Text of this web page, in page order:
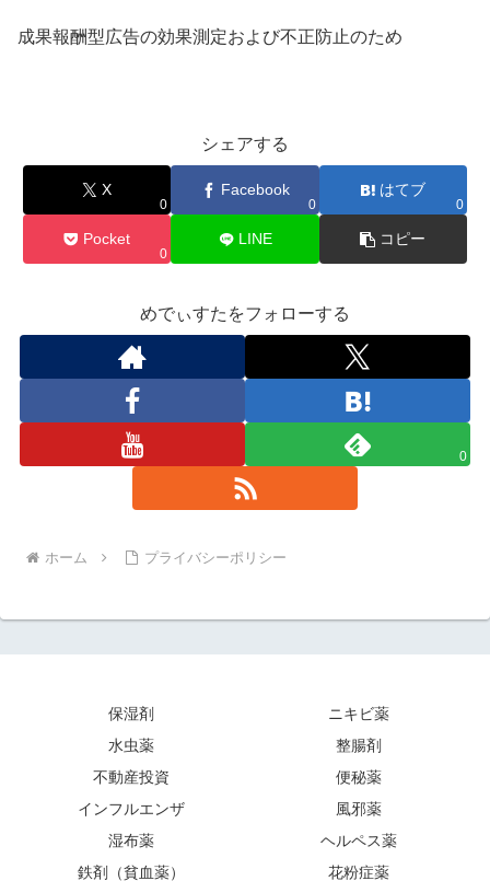
成果報酬型広告の効果測定および不正防止のため
シェアする
X
0
Facebook
0
はてブ
0
Pocket
0
LINE コピー
めでぃすたをフォローする
0
ホーム プライバシーポリシー
保湿剤
ニキビ薬
水虫薬
整腸剤
不動産投資
便秘薬
インフルエンザ
風邪薬
湿布薬
ヘルペス薬
鉄剤（貧血薬）
花粉症薬